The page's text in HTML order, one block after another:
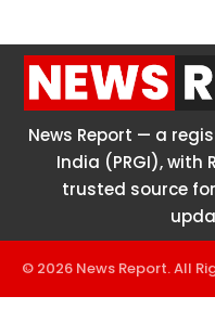
News Report — a
India (PRGI), with
trusted source
© 2026 News Report. All